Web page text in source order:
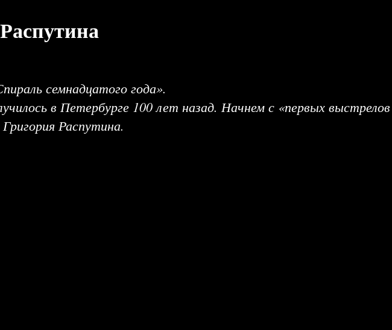
семнадцатого года».
в Петербурге 100 лет назад. Начнем с «первых выстрелов
Распутина.